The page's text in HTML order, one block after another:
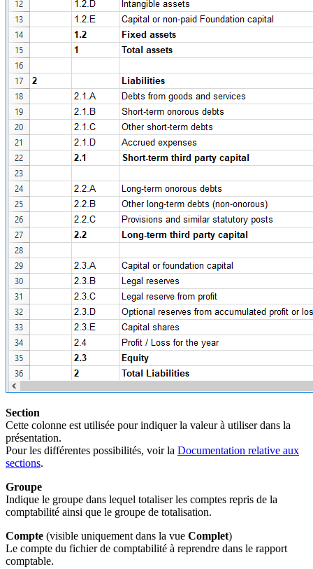
Section
Cette colonne est utilisée pour indiquer la valeur à utiliser dans la
présentation.
Pour les différentes possibilités, voir la Documentation relative aux
sections.
Groupe
Indique le groupe dans lequel totaliser les comptes repris de la
comptabilité ainsi que le groupe de totalisation.
Compte (visible uniquement dans la vue Complet)
Le compte du fichier de comptabilité à reprendre dans le rapport
comptable.